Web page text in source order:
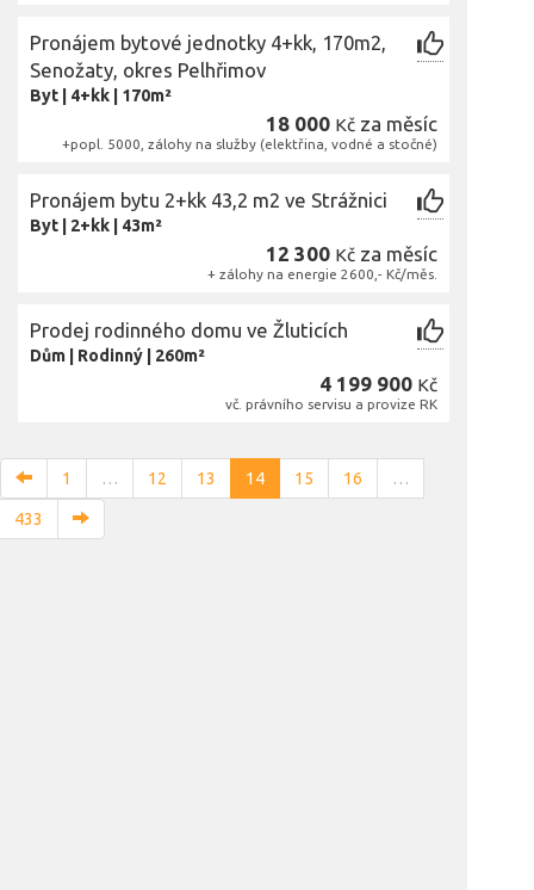
Pronájem bytové jednotky 4+kk, 170m2,
Senožaty, okres Pelhřimov
Byt 4+kk 170m²
18 000 Kč za měsíc
+popl. 5000, zálohy na služby (elektřina, vodné a stočné)
Pronájem bytu 2+kk 43,2 m2 ve Strážnici
Byt 2+kk 43m²
12 300 Kč za měsíc
+ zálohy na energie 2600,- Kč/měs.
Prodej rodinného domu ve Žluticích
Dům Rodinný 260m²
4 199 900 Kč
vč. právního servisu a provize RK
1 … 12 13 14 15 16 …
433